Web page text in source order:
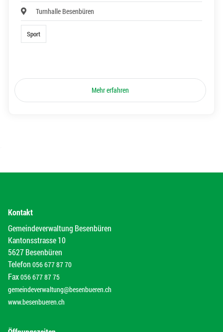
Turnhalle Besenbüren
Sport
Mehr erfahren
Kontakt
Gemeindeverwaltung Besenbüren
Kantonsstrasse 10
5627 Besenbüren
Telefon 056 677 87 70
Fax056 677 87 75
gemeindeverwaltung@besenbueren.ch
www.besenbueren.ch